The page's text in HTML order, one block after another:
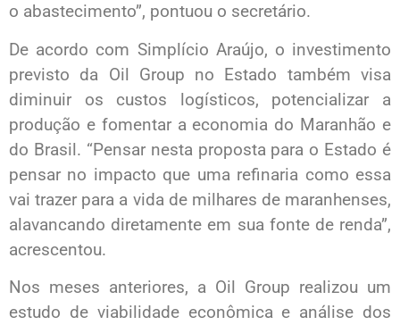
o abastecimento”, pontuou o secretário.
De acordo com Simplício Araújo, o investimento
previsto da Oil Group no Estado também visa
diminuir os custos logísticos, potencializar a
produção e fomentar a economia do Maranhão e
do Brasil. “Pensar nesta proposta para o Estado é
pensar no impacto que uma refinaria como essa
vai trazer para a vida de milhares de maranhenses,
alavancando diretamente em sua fonte de renda”,
acrescentou.
Nos meses anteriores, a Oil Group realizou um
estudo de viabilidade econômica e análise dos